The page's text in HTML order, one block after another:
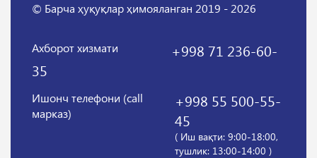
© Барча ҳуқуқлар ҳимояланган 2019 - 2026
Ахборот хизмати
+998 71 236-60-
35
Ишонч телефони (call
марказ)
+998 55 500-55-
45
( Иш вақти: 9:00-18:00,
тушлик: 13:00-14:00 )